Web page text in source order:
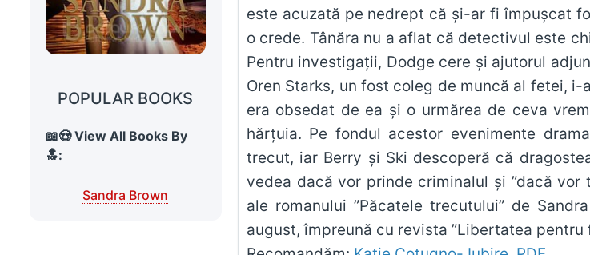
POPULAR BOOKS
📖😍 View All Books By
🔝:
Sandra Brown
este acuzată pe nedrept că și-ar fi împușcat
o crede. Tânăra nu a aflat că detectivul este
Pentru investigații, Dodge cere și ajutorul
Oren Starks, un fost coleg de muncă al fetei,
era obsedat de ea și o urmărea de ceva
hărțuia. Pe fondul acestor evenimente
trecut, iar Berry și Ski descoperă că
vedea dacă vor prinde criminalul și ”dacă
ale romanului ”Păcatele trecutului” de
august, împreună cu revista ”Libertatea pentru